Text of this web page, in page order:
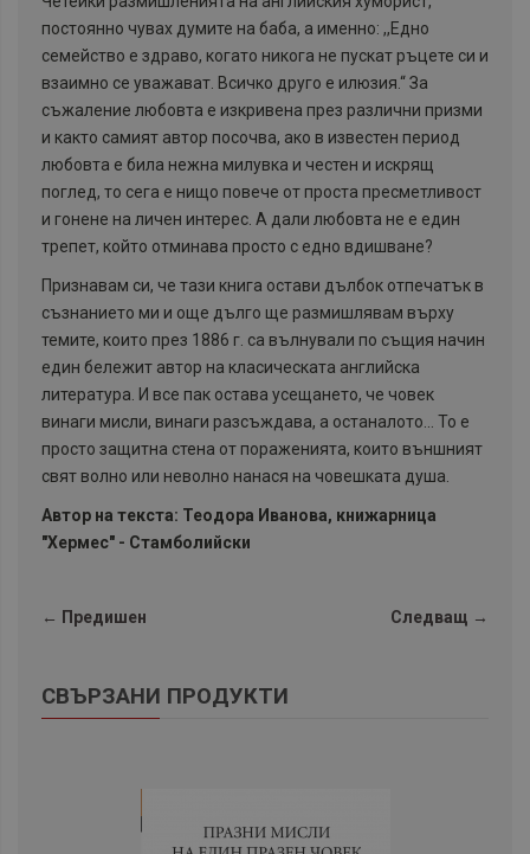
постоянно чувах думите на баба, а именно: ,,Едно
семейство е здраво, когато никога не пускат ръцете си и
взаимно се уважават. Всичко друго е илюзия.“ За
съжаление любовта е изкривена през различни призми
и както самият автор посочва, ако в известен период
любовта е била нежна милувка и честен и искрящ
поглед, то сега е нищо повече от проста пресметливост
и гонене на личен интерес. А дали любовта не е един
трепет, който отминава просто с едно вдишване?
Признавам си, че тази книга остави дълбок отпечатък в
съзнанието ми и още дълго ще размишлявам върху
темите, които през 1886 г. са вълнували по същия начин
един бележит автор на класическата английска
литература. И все пак остава усещането, че човек
винаги мисли, винаги разсъждава, а останалото... То е
просто защитна стена от пораженията, които външният
свят волно или неволно нанася на човешката душа.
Автор на текста: Теодора Иванова, книжарница
"Хермес" - Стамболийски
← Предишен Следващ →
СВЪРЗАНИ ПРОДУКТИ